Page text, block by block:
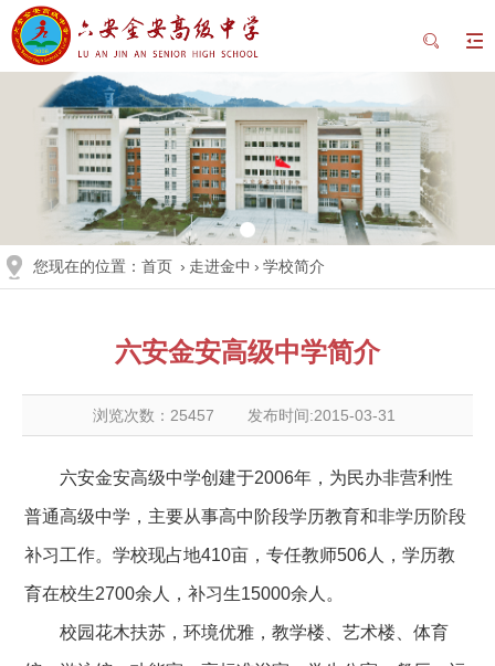
您现在的位置： 首页 › 走进金中 › 学校简介
六安金安高级中学简介
浏览次数： 25457 发布时间:2015-03-31
六安金安高级中学创建于2006年，为民办非营利性
普通高级中学，主要从事高中阶段学历教育和非学历阶段
补习工作。学校现占地410亩，专任教师506人，学历教
育在校生2700余人，补习生15000余人。
校园花木扶苏，环境优雅，教学楼、艺术楼、体育